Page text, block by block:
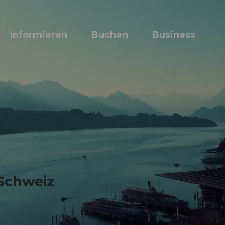
Informieren Buchen Business